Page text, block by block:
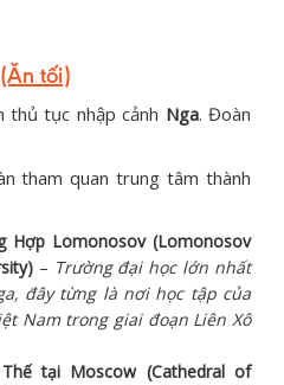
tối)
thủ tục nhập cảnh Nga. Đoàn
tham quan trung tâm thành
Hợp Lomonosov (Lomonosov
– Trường đại học lớn nhất
đây từng là nơi học tập của
Nam trong giai đoạn Liên Xô
tại Moscow (Cathedral of